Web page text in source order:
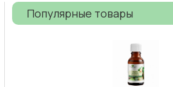
Популярные товары